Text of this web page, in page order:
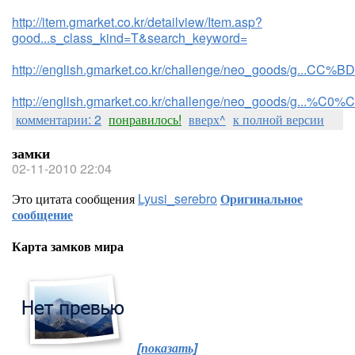
http://item.gmarket.co.kr/detailview/Item.asp?
good...s_class_kind=T&search_keyword=
http://english.gmarket.co.kr/challenge/neo_goods/
http://english.gmarket.co.kr/challenge/neo_goods/
комментарии: 2 понравилось! вверх^ к полной версии
замки
02-11-2010 22:04
Это цитата сообщения Lyusi_serebroОригинальное
сообщение
Карта замков мира
[показать]